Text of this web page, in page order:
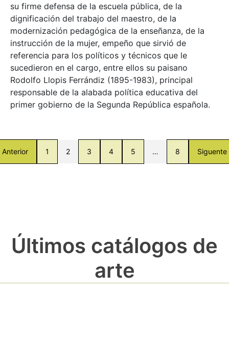
su firme defensa de la escuela pública, de la
dignificación del trabajo del maestro, de la
modernización pedagógica de la enseñanza, de la
instrucción de la mujer, empeño que sirvió de
referencia para los políticos y técnicos que le
sucedieron en el cargo, entre ellos su paisano
Rodolfo Llopis Ferrándiz (1895-1983), principal
responsable de la alabada política educativa del
primer gobierno de la Segunda República española.
Anterior 1 2 3 4 5 … 8 Siguente
Últimos catálogos de
arte